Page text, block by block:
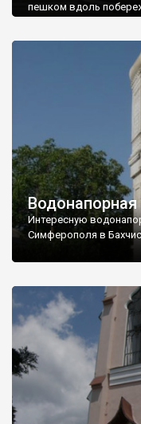
пешком вдоль
Интересную
Симферополя в